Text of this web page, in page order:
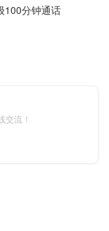
100分钟通话
交流！